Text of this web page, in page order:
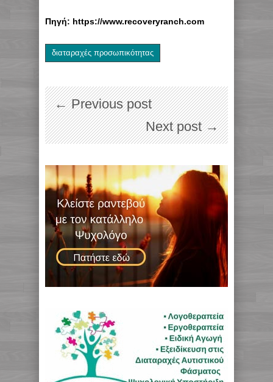
Πηγή: https://www.recoveryranch.com
διαταραχές προσωπικότητας
← Previous post
Next post →